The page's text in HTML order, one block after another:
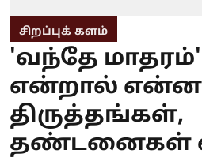
சிறப்புக் களம்
'வந்தே
என்றால்
திருத்தங்கள்,
தண்டனைகள்